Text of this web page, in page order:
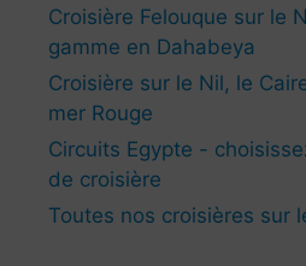
Croisière Felouque sur le
gamme en Dahabeya
Croisière sur le Nil, le
mer Rouge
Circuits Egypte -
de croisière
Toutes nos croisières sur